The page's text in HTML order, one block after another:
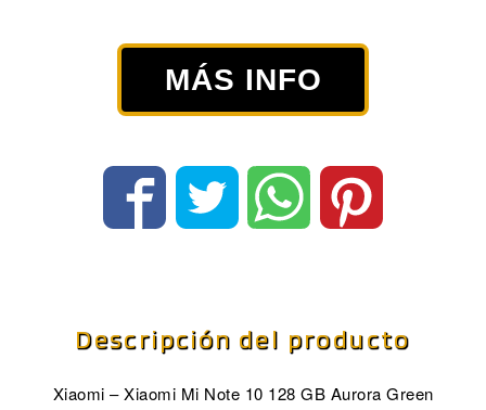
MÁS INFO
Descripción del producto
Xiaomi – Xiaomi Mi Note 10 128 GB Aurora Green